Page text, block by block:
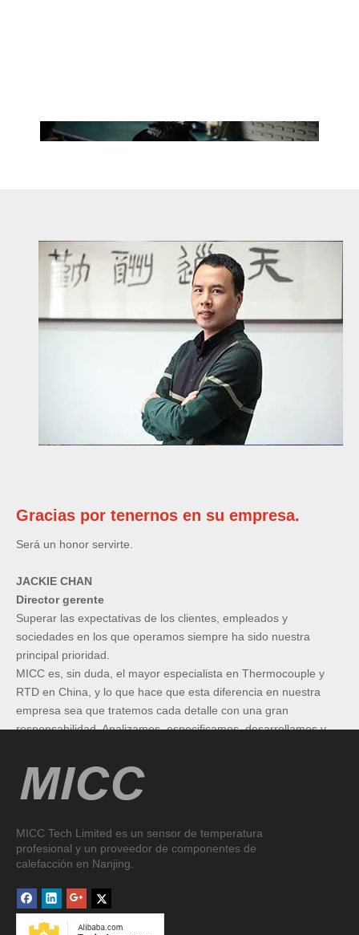
Gracias por tenernos en su empresa.
Será un honor servirte.
JACKIE CHAN
Director gerente
Superar las expectativas de los clientes, empleados y
sociedades en los que operamos siempre ha sido nuestra
principal prioridad.
MICC es, sin duda, el mayor especialista en Thermocouple y
RTD en China, y lo que hace que esta diferencia en nuestra
empresa sea que tratemos cada detalle con una gran
responsabilidad. Analizamos, especificamos, desarrollamos y
MICC Tech Limited es un sensor de temperatura
profesional y un proveedor de componentes de
calefacción en Nanjing.